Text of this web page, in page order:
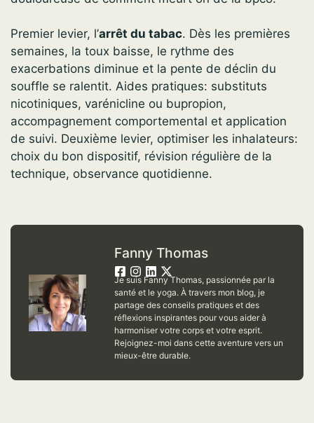
Premier levier, l’arrêt du tabac. Dès les premières
semaines, la toux baisse, le rythme des
exacerbations diminue et la pente de déclin du
souffle se ralentit. Aides pratiques: substituts
nicotiniques, varénicline ou bupropion,
accompagnement comportemental et application
de suivi. Deuxième levier, optimiser les inhalateurs:
choix du bon dispositif, révision régulière de la
technique, observance quotidienne.
Fanny Thomas
Je suis Fanny Thomas, passionnée par la
santé et le yoga. À travers mon blog, je
partage des conseils pratiques et des
réflexions inspirantes pour vous aider à
harmoniser votre corps et votre esprit.
Rejoignez-moi dans cette aventure vers un
mieux-être durable.